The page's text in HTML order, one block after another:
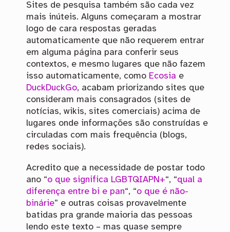
Sites de pesquisa também são cada vez
mais inúteis. Alguns começaram a mostrar
logo de cara respostas geradas
automaticamente que não requerem entrar
em alguma página para conferir seus
contextos, e mesmo lugares que não fazem
isso automaticamente, como Ecosia e
DuckDuckGo, acabam priorizando sites que
consideram mais consagrados (sites de
notícias, wikis, sites comerciais) acima de
lugares onde informações são construídas e
circuladas com mais frequência (blogs,
redes sociais).
Acredito que a necessidade de postar todo
ano “o que significa LGBTQIAPN+“, “qual a
diferença entre bi e pan“, “o que é não-
binárie” e outras coisas provavelmente
batidas pra grande maioria das pessoas
lendo este texto – mas quase sempre